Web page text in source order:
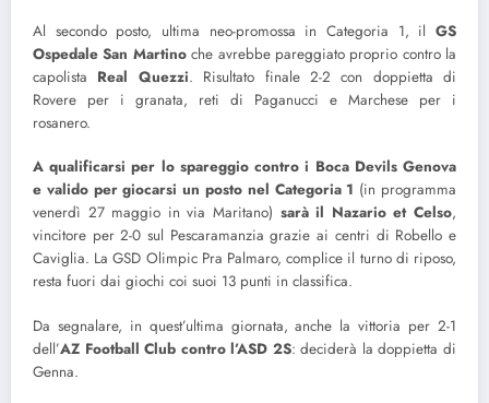
Al secondo posto, ultima neo-promossa in Categoria 1, il GS
Ospedale San Martinoche avrebbe pareggiato proprio contro la
capolista Real Quezzi. Risultato finale 2-2 con doppietta di
Rovere per i granata, reti di Paganucci e Marchese per i
rosanero.
A qualificarsi per lo spareggiocontro i Boca Devils Genova
e valido per giocarsi un posto nel Categoria 1 (in programma
venerdì 27 maggio in via Maritano) sarà il Nazario et Celso,
vincitore per 2-0 sul Pescaramanzia grazie ai centri di Robello e
Caviglia. La GSD Olimpic Pra Palmaro, complice il turno di riposo,
resta fuori dai giochi coi suoi 13 punti in classifica.
Da segnalare, in quest’ultima giornata, anche la vittoria per 2-1
dell’AZ Football Club contro l’ASD 2S: deciderà la doppietta di
Genna.